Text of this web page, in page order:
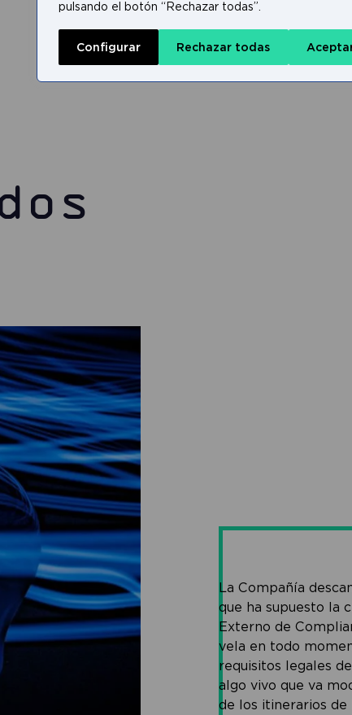
pulsando el botón “Rechazar todas”.
Configurar Rechazar todas
La Compañía
que ha supuesto la
Externo de
vela en todo
requisitos legales
algo vivo que va
de los itinerarios de